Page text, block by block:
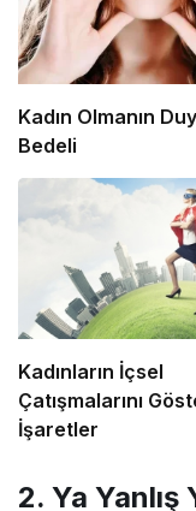
Kadın Olmanın
Bedeli
Kadınların İçsel
Çatışmalarını
İşaretler
2. Ya Yanlış